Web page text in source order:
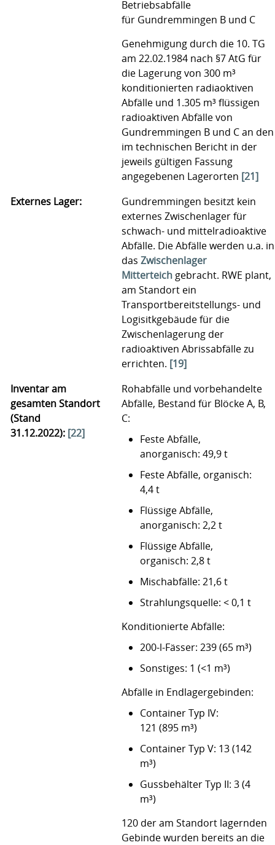
Betriebsabfälle
für Gundremmingen B und C
Genehmigung durch die 10. TG
am 22.02.1984 nach §7 AtG für
die Lagerung von 300 m³
konditionierten radiaoktiven
Abfälle und 1.305 m³ flüssigen
radioaktiven Abfälle von
Gundremmingen B und C an den
im technischen Bericht in der
jeweils gültigen Fassung
angegebenen Lagerorten [21]
Externes Lager:
Gundremmingen besitzt kein
externes Zwischenlager für
schwach- und mittelradioaktive
Abfälle. Die Abfälle werden u.a. in
das Zwischenlager
Mitterteich gebracht. RWE plant,
am Standort ein
Transportbereitstellungs- und
Logisitkgebäude für die
Zwischenlagerung der
radioaktiven Abrissabfälle zu
errichten. [19]
Inventar am
gesamten Standort
(Stand
31.12.2022): [22]
Rohabfälle und vorbehandelte
Abfälle, Bestand für Blöcke A, B,
C:
Feste Abfälle,
anorganisch: 49,9 t
Feste Abfälle, organisch:
4,4 t
Flüssige Abfälle,
anorganisch: 2,2 t
Flüssige Abfälle,
organisch: 2,8 t
Mischabfälle: 21,6 t
Strahlungsquelle: < 0,1 t
Konditionierte Abfälle:
200-l-Fässer: 239 (65 m³)
Sonstiges: 1 (<1 m³)
Abfälle in Endlagergebinden:
Container Typ IV:
121 (895 m³)
Container Typ V: 13 (142
m³)
Gussbehälter Typ II: 3 (4
m³)
120 der am Standort lagernden
Gebinde wurden bereits an die